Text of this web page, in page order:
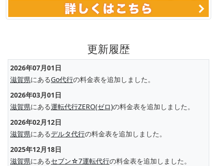
更新履歴
2026年07月01日
滋賀県にあるGo代行の料金表を追加しました。
2026年03月01日
滋賀県にある運転代行ZERO(ゼロ)の料金表を追加しました。
2026年02月12日
滋賀県にあるデルタ代行の料金表を追加しました。
2025年12月18日
滋賀県にあるセブン☆7運転代行の料金表を追加しました。